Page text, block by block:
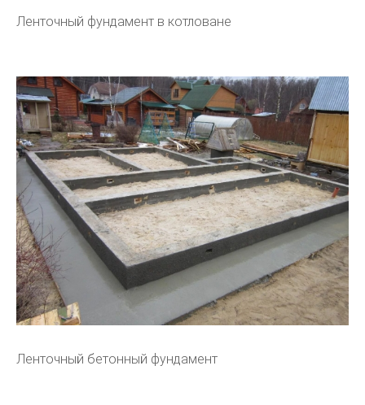
Ленточный фундамент в котловане
Ленточный бетонный фундамент